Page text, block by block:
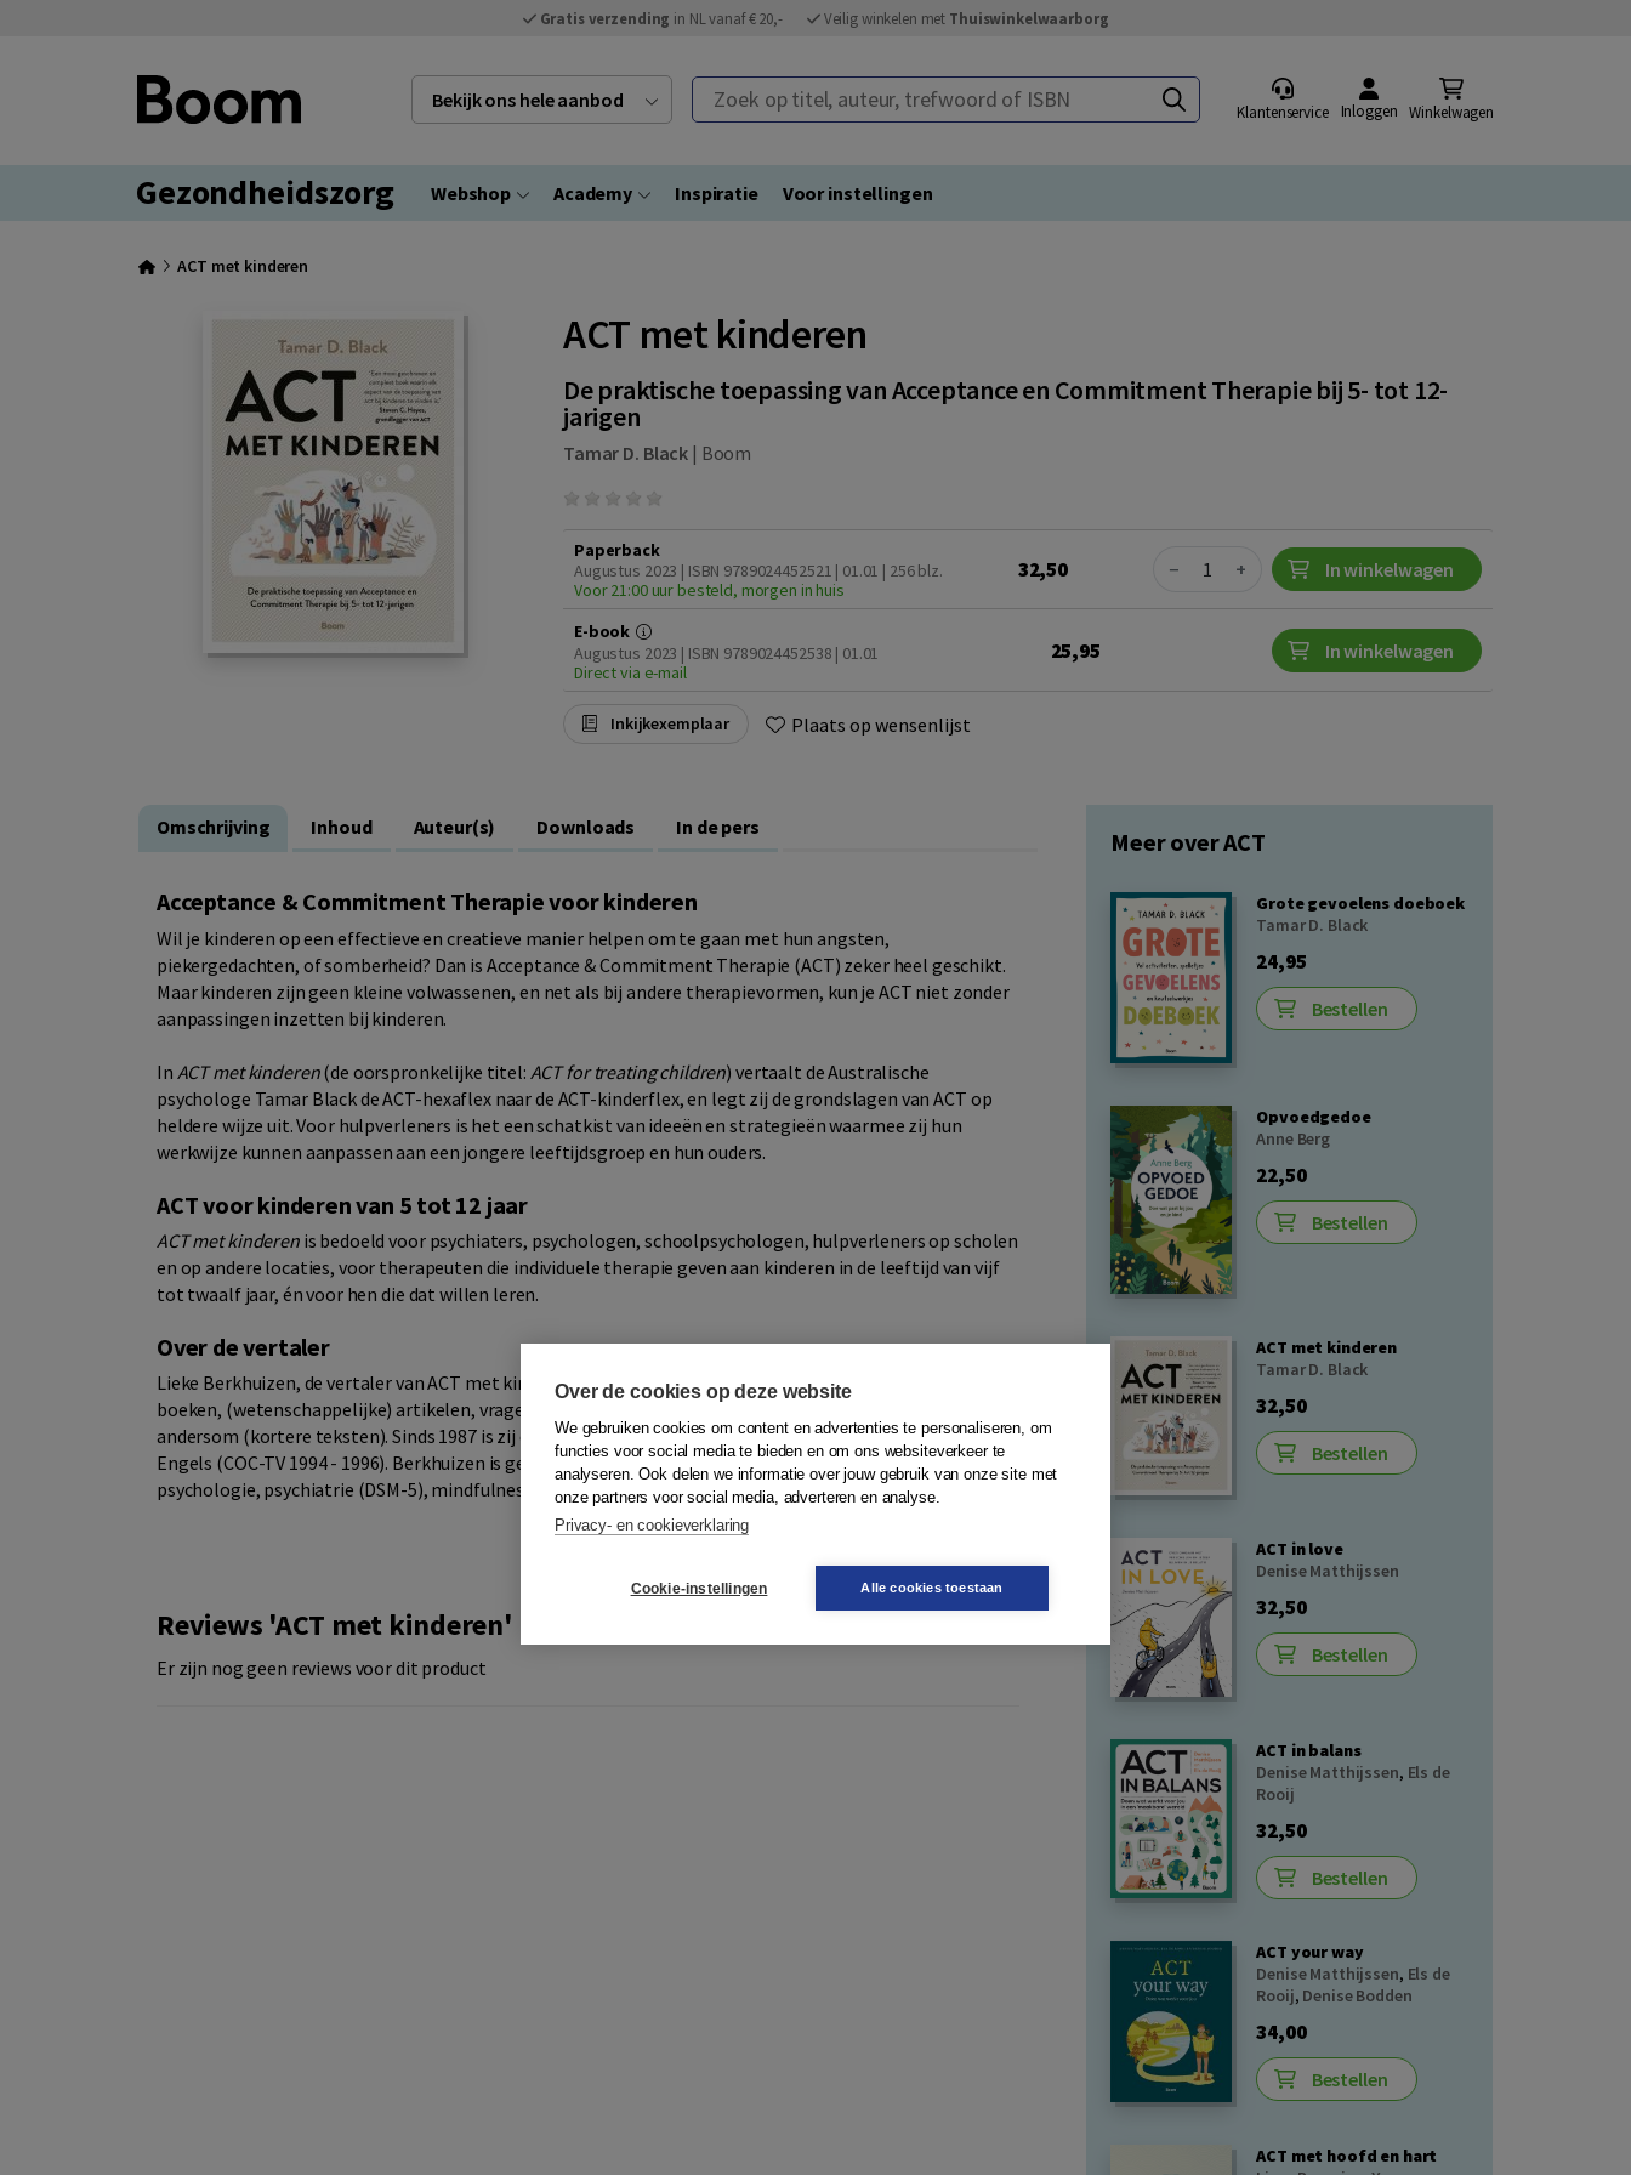
Gratis verzending in NL vanaf € 20,- Veilig winkelen met Thuiswinkelwaarborg
Bekijk ons hele aanbod Zoek op titel, auteur, trefwoord of ISBN
Klantenservice Inloggen Winkelwagen
Gezondheidszorg Webshop Academy Inspiratie Voor instellingen
ACT met kinderen
ACT met kinderen
De praktische toepassing van Acceptance en Commitment Therapie bij 5- tot 12-
jarigen
Tamar D. Black | Boom
Paperback
Augustus 2023 | ISBN 9789024452521 | 01.01 | 256 blz.
Voor 21:00 uur besteld, morgen in huis
32,50 Quantity
− + In winkelwagen
E-book
Augustus 2023 | ISBN 9789024452538 | 01.01
Direct via e-mail
25,95 In winkelwagen
Inkijkexemplaar Plaats op wensenlijst
Omschrijving Inhoud Auteur(s) Downloads In de pers
Acceptance & Commitment Therapie voor kinderen
Wil je kinderen op een effectieve en creatieve manier helpen om te gaan met hun angsten,
piekergedachten, of somberheid? Dan is Acceptance & Commitment Therapie (ACT) zeker heel geschikt.
Maar kinderen zijn geen kleine volwassenen, en net als bij andere therapievormen, kun je ACT niet zonder
aanpassingen inzetten bij kinderen.
In ACT met kinderen(de oorspronkelijke titel: ACT for treating children) vertaalt de Australische
psychologe Tamar Black de ACT-hexaflex naar de ACT-kinderflex, en legt zij de grondslagen van ACT op
heldere wijze uit. Voor hulpverleners is het een schatkist van ideeën en strategieën waarmee zij hun
werkwijze kunnen aanpassen aan een jongere leeftijdsgroep en hun ouders.
ACT voor kinderen van 5 tot 12 jaar
ACT met kinderenis bedoeld voor psychiaters, psychologen, schoolpsychologen, hulpverleners op scholen
en op andere locaties, voor therapeuten die individuele therapie geven aan kinderen in de leeftijd van vijf
tot twaalf jaar, én voor hen die dat willen leren.
Over de vertaler
Lieke Berkhuizen, de vertaler van ACT met kinderen heeft meer dan 25 jaar ervaring in het vertalen van
boeken, (wetenschappelijke) artikelen, vragenlijsten e.d. vanuit het Engels naar het Nederlands en soms
andersom (kortere teksten). Sinds 1987 is zij een afgestudeerd psycholoog en gediplomeerd tolk/vertaler
Engels (COC-TV 1994 - 1996). Berkhuizen is gespecialiseerd in vakliteratuur en publieksboeken over
psychologie, psychiatrie (DSM-5), mindfulness/meditatie, voeding en gezondheid.
Reviews 'ACT met kinderen'
Er zijn nog geen reviews voor dit product
Meer over ACT
Grote gevoelens doeboek
Tamar D. Black
24,95
Bestellen
Opvoedgedoe
Anne Berg
22,50
Bestellen
ACT met kinderen
Tamar D. Black
32,50
Bestellen
ACT in love
Denise Matthijssen
32,50
Bestellen
ACT in balans
Denise Matthijssen, Els de
Rooij
32,50
Bestellen
ACT your way
Denise Matthijssen, Els de
Rooij, Denise Bodden
34,00
Bestellen
ACT met hoofd en hart
Over de cookies op deze website
We gebruiken cookies om content en advertenties te personaliseren, om
functies voor social media te bieden en om ons websiteverkeer te
analyseren. Ook delen we informatie over jouw gebruik van onze site met
onze partners voor social media, adverteren en analyse.
Privacy- en cookieverklaring
Cookie-instellingen Alle cookies toestaan